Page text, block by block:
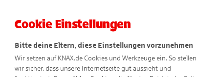
Cookie Einstellungen
Bitte deine Eltern, diese Einstellungen vorzunehmen
Wir setzen auf KNAX.de Cookies und Werkzeuge ein. So stellen
wir sicher, dass unsere Internetseite gut aussieht und